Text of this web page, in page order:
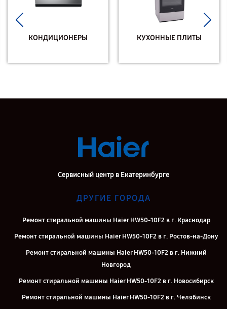
КОНДИЦИОНЕРЫ КУХОННЫЕ ПЛИТЫ
Сервисный центр в Екатеринбурге
ДРУГИЕ ГОРОДА
Ремонт стиральной машины Haier HW50-10F2 в г. Краснодар
Ремонт стиральной машины Haier HW50-10F2 в г. Ростов-на-Дону
Ремонт стиральной машины Haier HW50-10F2 в г. Нижний
Новгород
Ремонт стиральной машины Haier HW50-10F2 в г. Новосибирск
Ремонт стиральной машины Haier HW50-10F2 в г. Челябинск